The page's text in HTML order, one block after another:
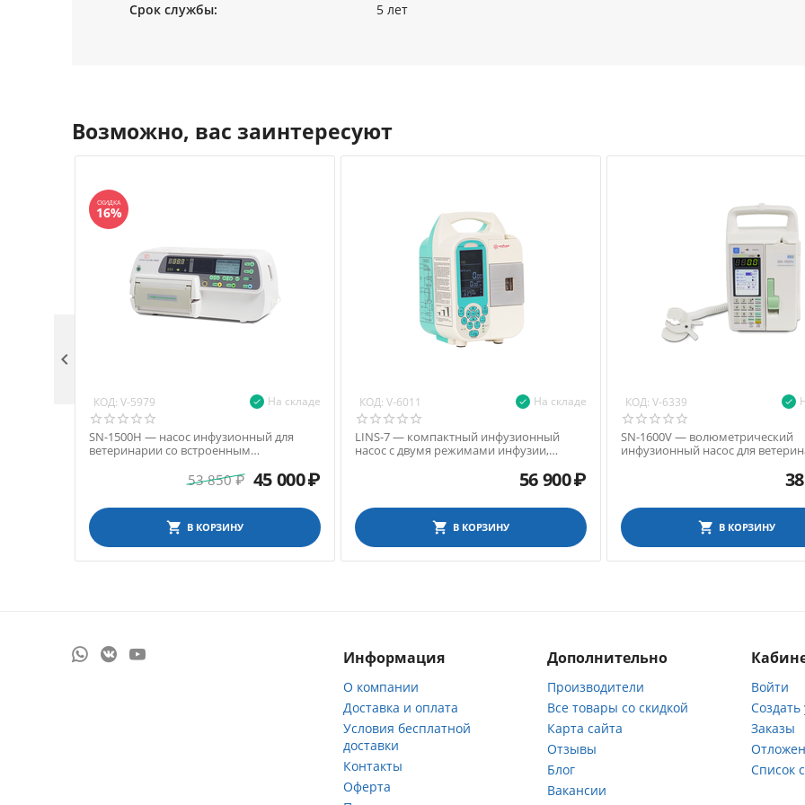
Срок службы: 5 лет
Возможно, вас заинтересуют
СКИДКА
16%
КОД: V-5979 На складе
SN-1500H — насос инфузионный для
ветеринарии со встроенным
53 850 ₽ 45 000₽
В КОРЗИНУ
КОД: V-6011 На складе
LINS-7 — компактный инфузионный
насос с двумя режимами инфузии,
56 900₽
В КОРЗИНУ
КОД: V-6339
SN-1600V — волюметрический
инфузионный насос для
В КОРЗИНУ

Информация
О компании
Доставка и оплата
Условия бесплатной
доставки
Контакты
Оферта
Дополнительно
Производители
Все товары со скидкой
Карта сайта
Отзывы
Блог
Вакансии
Войти
Заказы
Список